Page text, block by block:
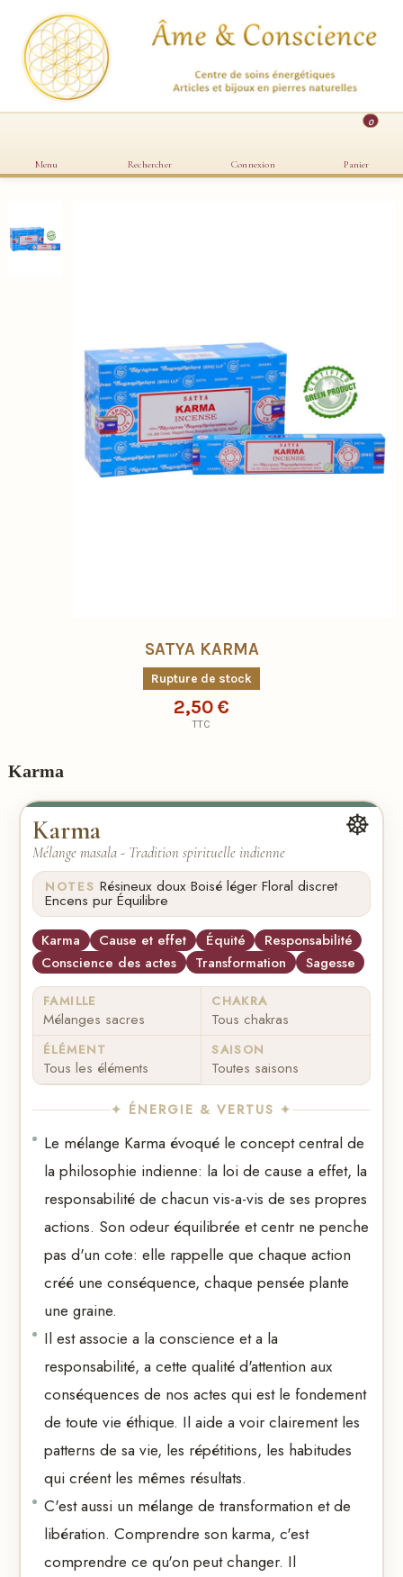
Menu Rechercher Connexion
0
Panier
SATYA KARMA
Rupture de stock
2,50 €
TTC
Karma
Karma
Mélange masala - Tradition spirituelle indienne
☸️
NOTES Résineux doux·Boisé léger·Floral discret·
Encens pur·Équilibre
Karma Cause et effet Équité
Responsabilité
Conscience des actes
Transformation Sagesse
FAMILLE
Mélanges sacres
CHAKRA
Tous chakras
ÉLÉMENT
Tous les éléments
SAISON
Toutes saisons
✦ ÉNERGIE & VERTUS ✦
Le mélange Karma évoqué le concept central de
la philosophie indienne: la loi de cause a effet, la
responsabilité de chacun vis-a-vis de ses propres
actions. Son odeur équilibrée et centr ne penche
pas d'un cote: elle rappelle que chaque action
créé une conséquence, chaque pensée plante
une graine.
Il est associe a la conscience et a la
responsabilité, a cette qualité d'attention aux
conséquences de nos actes qui est le fondement
de toute vie éthique. Il aide a voir clairement les
patterns de sa vie, les répétitions, les habitudes
qui créent les mêmes résultats.
C'est aussi un mélange de transformation et de
libération. Comprendre son karma, c'est
comprendre ce qu'on peut changer. Il